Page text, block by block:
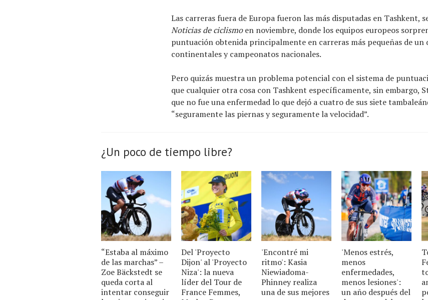
Las carreras fuera de Europa fueron las más disputadas en Tashkent,
Noticias de ciclismoen noviembre, donde los equipos europeos
puntuación obtenida principalmente en carreras más pequeñas de un
continentales y campeonatos nacionales.
Pero quizás muestra un problema potencial con el sistema de
que cualquier otra cosa con Tashkent específicamente, sin embargo,
que no fue una enfermedad lo que dejó a cuatro de sus siete
“seguramente las piernas y seguramente la velocidad”.
¿Un poco de tiempo libre?
“Estaba al máximo
de las marchas” –
Zoe Bäckstedt se
queda corta al
intentar conseguir
Del 'Proyecto
Dijon' al 'Proyecto
Niza': la nueva
líder del Tour de
France Femmes,
'Encontré mi
ritmo': Kasia
Niewiadoma-
Phinney realiza
una de sus mejores
'Menos estrés,
menos
enfermedades,
menos lesiones':
un año después del